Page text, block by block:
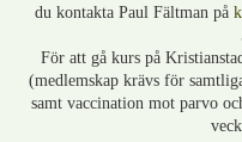
du kontakta Paul Fältman på
För att gå kurs på
(medlemskap krävs för
samt vaccination mot parvo